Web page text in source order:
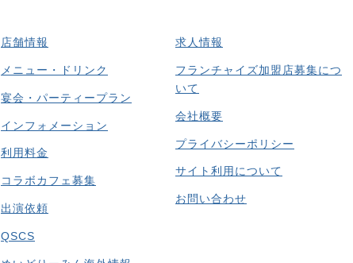
店舗情報
メニュー・ドリンク
宴会・パーティープラン
インフォメーション
利用料金
コラボカフェ募集
出演依頼
QSCS
求人情報
フランチャイズ加盟店募集につ
いて
会社概要
プライバシーポリシー
サイト利用について
お問い合わせ